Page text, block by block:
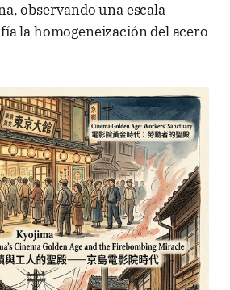
observando una escala
la homogeneización del acero